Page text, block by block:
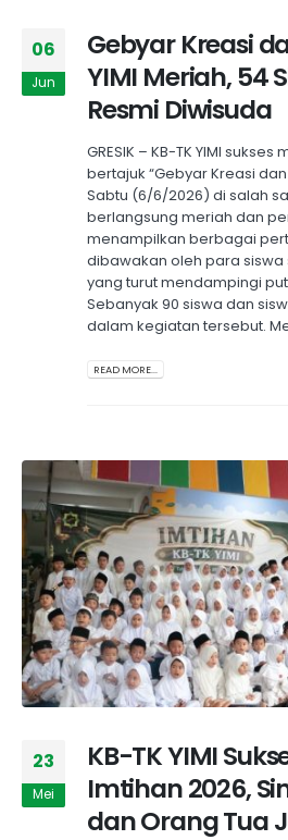
06
Jun
Gebyar Kreasi
YIMI Meriah, 54
Resmi Diwisuda
GRESIK – KB-TK YIMI
bertajuk “Gebyar Kreasi dan
Sabtu (6/6/2026) di salah
berlangsung meriah dan
menampilkan berbagai
dibawakan oleh para
yang turut mendampingi
Sebanyak 90 siswa dan
dalam kegiatan tersebut.
READ MORE...
23
Mei
KB-TK YIMI
Imtihan 2026,
dan Orang Tua